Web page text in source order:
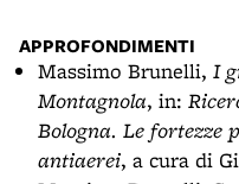
APPROFONDIMENTI
Massimo Brunelli, I
Montagnola, in:
Bologna. Le fortezze
antiaerei, a cura di